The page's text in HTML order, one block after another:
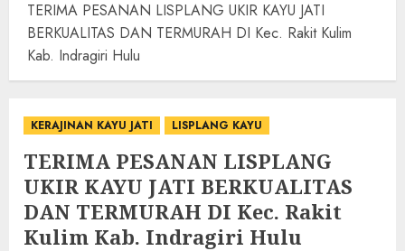
TERIMA PESANAN LISPLANG UKIR KAYU JATI
BERKUALITAS DAN TERMURAH DI Kec. Rakit Kulim
Kab. Indragiri Hulu
KERAJINAN KAYU JATI LISPLANG KAYU
TERIMA PESANAN LISPLANG
UKIR KAYU JATI BERKUALITAS
DAN TERMURAH DI Kec. Rakit
Kulim Kab. Indragiri Hulu